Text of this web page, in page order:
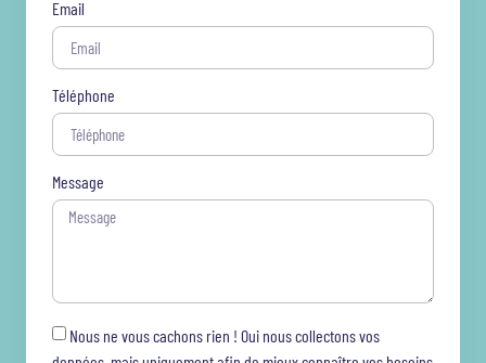
Email
Téléphone
Message
Nous ne vous cachons rien ! Oui nous collectons vos